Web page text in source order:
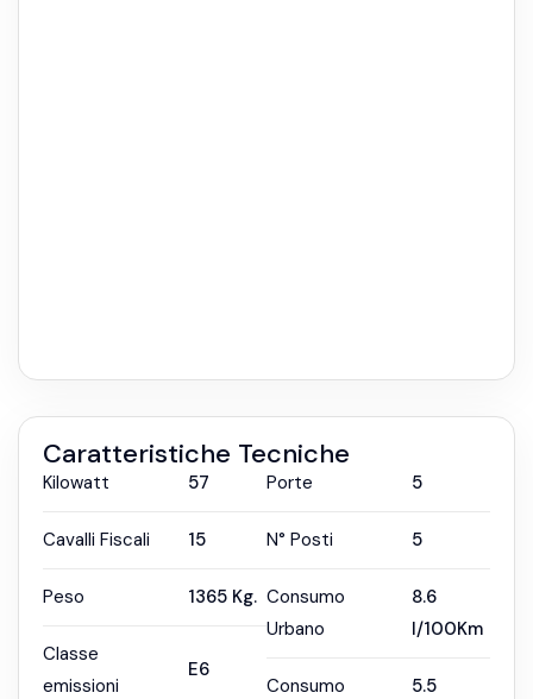
Caratteristiche Tecniche
Kilowatt 57
Cavalli Fiscali 15
Peso 1365 Kg.
Classe
emissioni
E6
Porte 5
N° Posti 5
Consumo
Urbano
8.6
l/100Km
Consumo
5.5